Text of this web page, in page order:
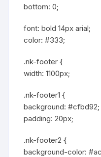
bottom: 0;
font: bold 14px arial;
color: #333;
.nk-footer {
width: 1100px;
.nk-footer1 {
background: #cfbd92;
padding: 20px;
.nk-footer2 {
background-color: